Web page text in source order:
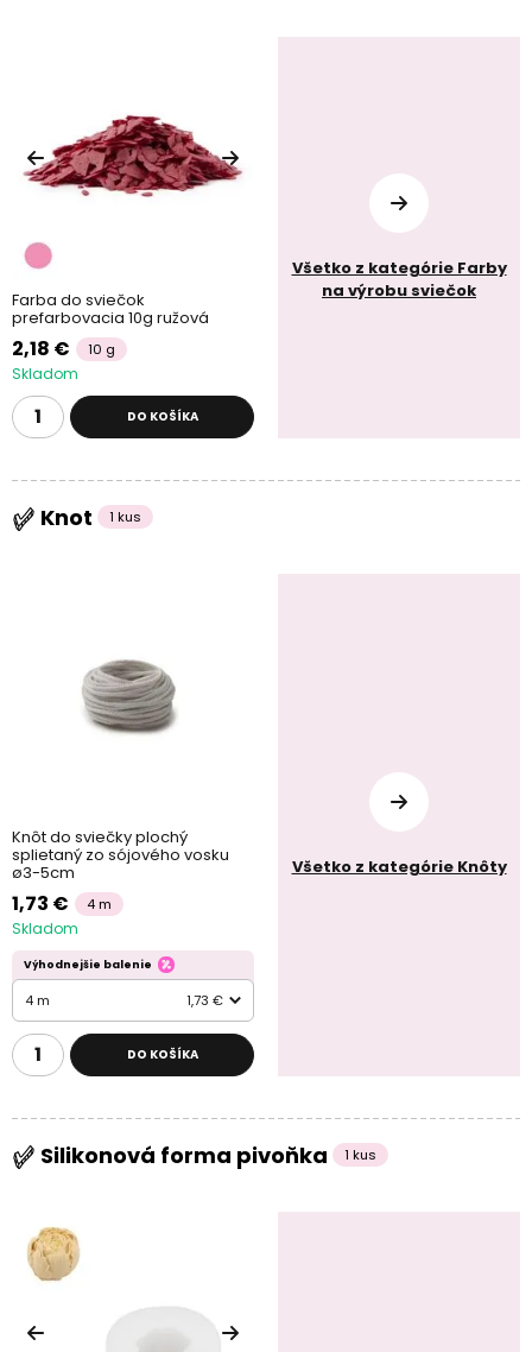
Farba do sviečok
prefarbovacia 10g ružová
2,18 € 10 g
Skladom
DO KOŠÍKA
Všetko z kategórie Farby
na výrobu sviečok
Knot 1 kus
Knôt do sviečky plochý
splietaný zo sójového vosku
ø3-5cm
1,73 € 4 m
Skladom
Výhodnejšie balenie
4 m 1,73 €
DO KOŠÍKA
Všetko z kategórie Knôty
Silikonová forma pivoňka 1 kus